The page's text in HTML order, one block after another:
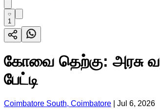
1
கோவை தெற்கு: அரசு
பேட்டி
Coimbatore South, Coimbatore Jul 6, 2026